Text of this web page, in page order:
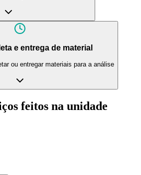
e entrega de material
ou entregar materiais para a análise
feitos na unidade